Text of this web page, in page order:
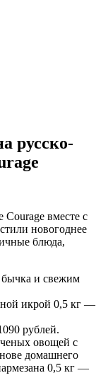
русско-
Courage вместе с
новогоднее
блюда,
и свежим
икрой 0,5 кг —
рублей.
овощей с
домашнего
0,5 кг —